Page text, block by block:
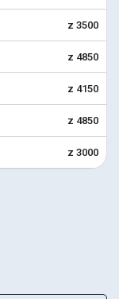
z 3500
z 4850
z 4150
z 4850
z 3000